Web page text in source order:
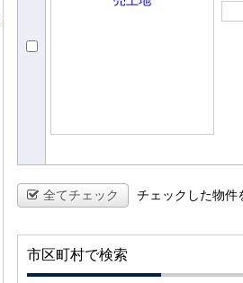
全てチェック チェックした物件
市区町村で検索